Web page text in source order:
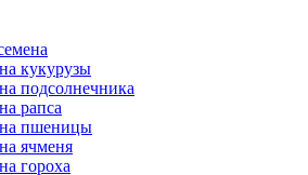
кукурузы
подсолнечника
рапса
пшеницы
ячменя
гороха